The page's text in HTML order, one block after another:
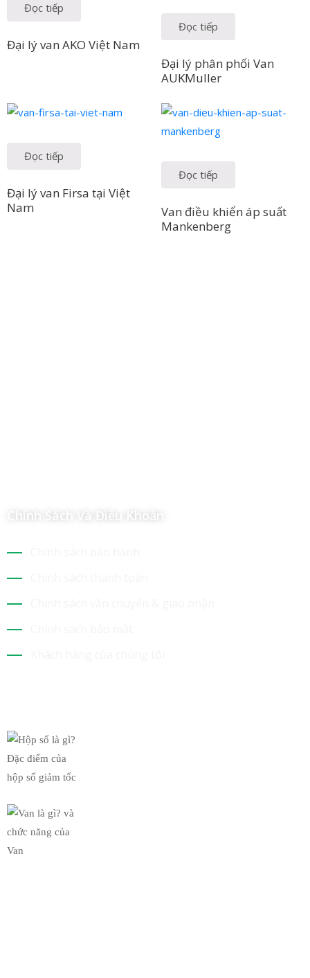
Đọc tiếp
Đại lý van AKO Việt Nam
Đọc tiếp
Đại lý phân phối Van
AUKMuller
Đọc tiếp
Đại lý van Firsa tại Việt
Nam
Đọc tiếp
Van điều khiển áp suất
Mankenberg
Chính Sách Và Điều Khoản